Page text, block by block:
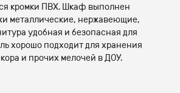
кромки ПВХ. Шкаф выполнен
металлические, нержавеющие,
удобная и безопасная для
хорошо подходит для хранения
и прочих мелочей в ДОУ.